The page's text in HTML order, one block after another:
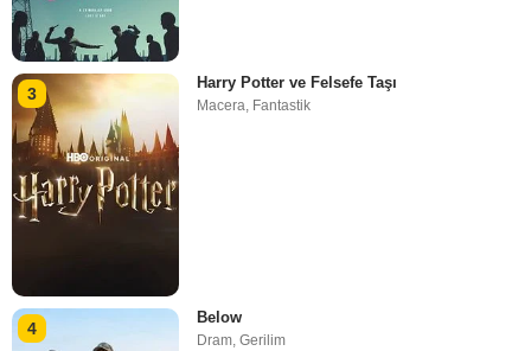
3
Harry Potter ve Felsefe Taşı
Macera, Fantastik
4
Below
Dram,Gerilim